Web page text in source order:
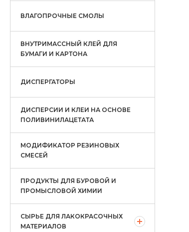
ВЛАГОПРОЧНЫЕ СМОЛЫ
ВНУТРИМАССНЫЙ КЛЕЙ ДЛЯ
БУМАГИ И КАРТОНА
ДИСПЕРГАТОРЫ
ДИСПЕРСИИ И КЛЕИ НА ОСНОВЕ
ПОЛИВИНИЛАЦЕТАТА
МОДИФИКАТОР РЕЗИНОВЫХ
СМЕСЕЙ
ПРОДУКТЫ ДЛЯ БУРОВОЙ И
ПРОМЫСЛОВОЙ ХИМИИ
СЫРЬЕ ДЛЯ ЛАКОКРАСОЧНЫХ
МАТЕРИАЛОВ